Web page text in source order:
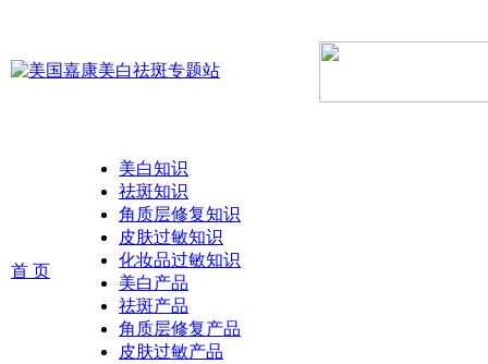
首 页
美白知识
祛斑知识
角质层修复知识
皮肤过敏知识
化妆品过敏知识
美白产品
祛斑产品
角质层修复产品
皮肤过敏产品